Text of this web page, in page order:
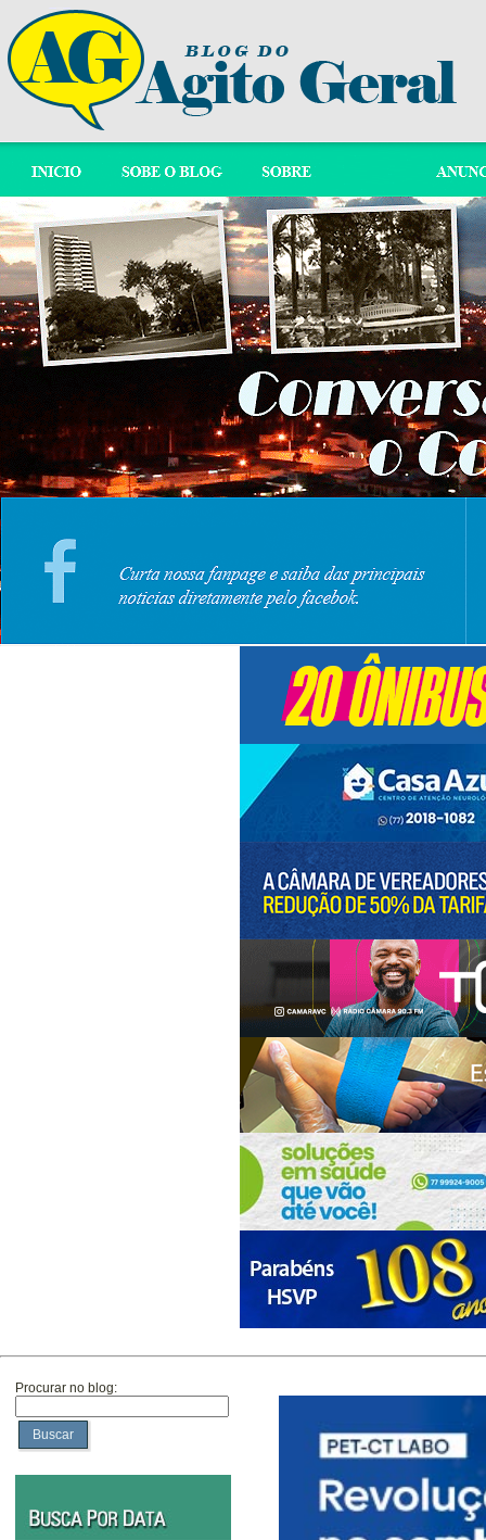
Procurar no blog:
Buscar